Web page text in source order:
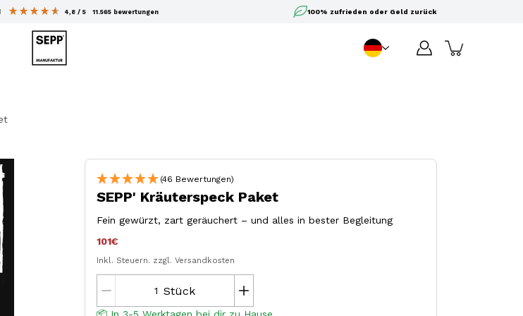
4,8/ 5 11.565 bewertungen 100% zufrieden oder Geld zurück
DE
(46 Bewertungen)
SEPP' Kräuterspeck Paket
Fein gewürzt, zart geräuchert – und alles in bester Begleitung
101€
Inkl. Steuern. zzgl. Versandkosten
Stück